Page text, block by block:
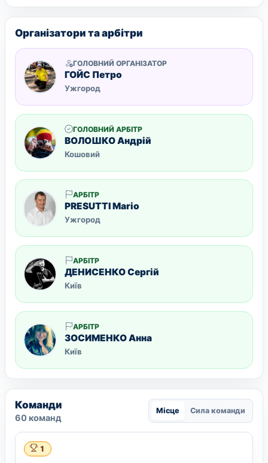
Організатори та арбітри
ГОЛОВНИЙ ОРГАНІЗАТОР
ГОЙС Петро
Ужгород
ГОЛОВНИЙ АРБІТР
ВОЛОШКО Андрiй
Кошовий
АРБІТР
PRESUTTI Mario
Ужгород
АРБІТР
ДЕНИСЕНКО Сергій
Київ
АРБІТР
ЗОСИМЕНКО Анна
Київ
Команди
60 команд
Місце Сила команди
1